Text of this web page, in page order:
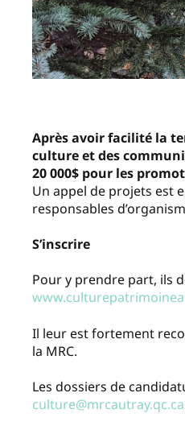
Après avoir facilité la
culture et des
20 000$ pour les
Un appel de projets est
responsables
S’inscrire
Pour y prendre part, ils
Il leur est fortement
la MRC.
Les dossiers de
culture@mrcautray.qc.ca